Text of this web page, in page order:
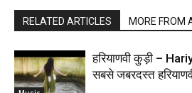
RELATED ARTICLES MORE FROM
हरियाणवी कुड़ी –
सबसे जबरदस्त